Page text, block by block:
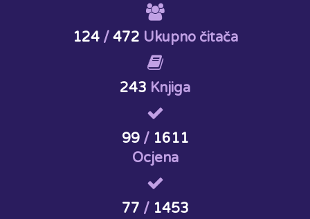
124/ 472 Ukupno čitača
243 Knjiga
99/ 1611
Ocjena
77 / 1453